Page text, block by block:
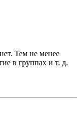
Тем не менее
в группах и т. д.